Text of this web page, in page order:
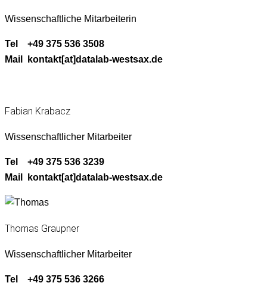
Wis­senschaftliche Mitarbeiterin
Tel +49 375 536 3508
Mail kontakt[at]datalab-westsax.de
Fabian Krabacz
Wis­senschaftlich­er Mitarbeiter
Tel +49 375 536 3239
Mail kontakt[at]datalab-westsax.de
Thomas Graupner
Wis­senschaftlich­er Mitarbeiter
Tel +49 375 536 3266